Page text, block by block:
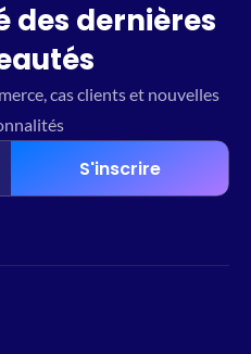
des dernières
cas clients et nouvelles
S'inscrire